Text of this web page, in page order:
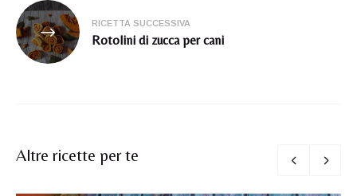
RICETTA SUCCESSIVA
Rotolini di zucca per cani
Altre ricette per te